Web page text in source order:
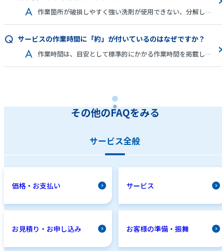
作業箇所が破損しやすく強い洗剤が使用できない、分解しないと見えない部分に強い汚れが付いていたなど、作業時に不測の事態が起きた場合には、誠に恐縮ですがWEBサイトに記載している作業時間よりお時間をいただくことがございます。予めご了承ください。
サービスの作業時間に「約」が付いているのはなぜですか？
作業時間は、目安として標準的にかかる作業時間を掲載しています。実際の汚れの度合いや大きさ・種類、作業箇所の状況によって作業時間は異なるため、「約」と表記しております。
その他のFAQをみる
サービス全般
価格・お支払い サービス
お見積り・お申し込み お客様の準備・振舞